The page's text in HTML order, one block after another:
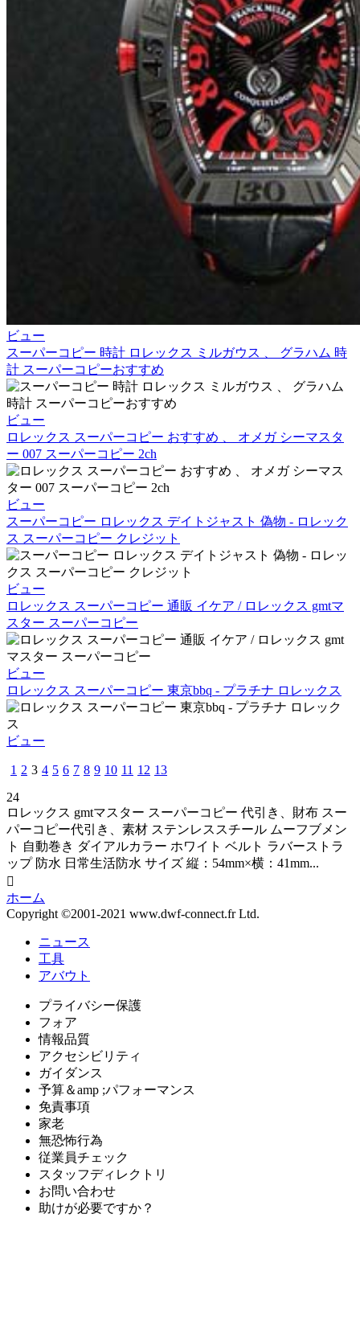
ビュー
スーパーコピー 時計 ロレックス ミルガウス 、 グラハム 時
計 スーパーコピーおすすめ
ビュー
ロレックス スーパーコピー おすすめ 、 オメガ シーマスタ
ー 007 スーパーコピー 2ch
ビュー
スーパーコピー ロレックス デイトジャスト 偽物 - ロレック
ス スーパーコピー クレジット
ビュー
ロレックス スーパーコピー 通販 イケア / ロレックス gmtマ
スター スーパーコピー
ビュー
ロレックス スーパーコピー 東京bbq - プラチナ ロレックス
ビュー
1 2 3 4 5 6 7 8 9 10 11 12 13
24
ロレックス gmtマスター スーパーコピー 代引き、財布 スー
パーコピー代引き、素材 ステンレススチール ムーフブメン
ト 自動巻き ダイアルカラー ホワイト ベルト ラバーストラ
ップ 防水 日常生活防水 サイズ 縦：54mm×横：41mm...

ホーム
Copyright ©2001-2021 www.dwf-connect.fr Ltd.
ニュース
工具
アバウト
プライバシー保護
フォア
情報品質
アクセシビリティ
ガイダンス
予算＆amp ;パフォーマンス
免責事項
家老
無恐怖行為
従業員チェック
スタッフディレクトリ
お問い合わせ
助けが必要ですか？